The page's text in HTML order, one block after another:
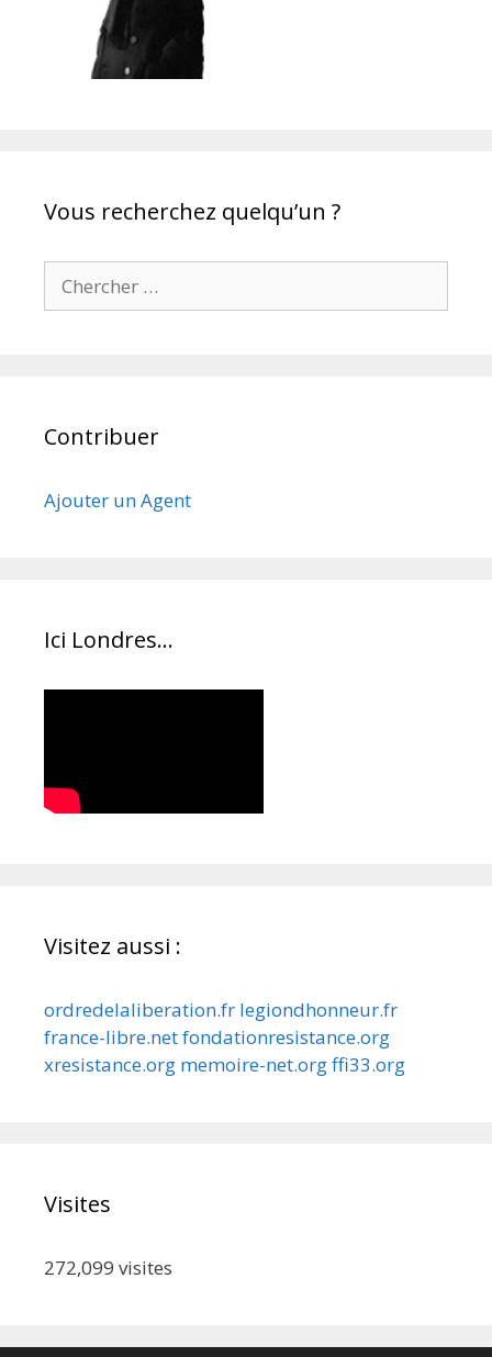
Vous recherchez quelqu’un ?
Chercher pour:
Contribuer
Ajouter un Agent
Ici Londres…
Visitez aussi :
ordredelaliberation.fr legiondhonneur.fr
france-libre.netfondationresistance.org
xresistance.org memoire-net.orgffi33.org
Visites
272,099 visites